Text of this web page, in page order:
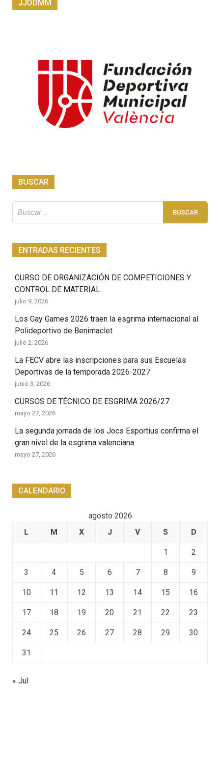
JJDDMM
BUSCAR
ENTRADAS RECIENTES
CURSO DE ORGANIZACIÓN DE COMPETICIONES Y
CONTROL DE MATERIAL.
julio 9, 2026
Los Gay Games 2026 traen la esgrima internacional al
Polideportivo de Benimaclet
julio 2, 2026
La FECV abre las inscripciones para sus Escuelas
Deportivas de la temporada 2026-2027
junio 3, 2026
CURSOS DE TÉCNICO DE ESGRIMA 2026/27
mayo 27, 2026
La segunda jornada de los Jocs Esportius confirma el
gran nivel de la esgrima valenciana
mayo 27, 2026
CALENDARIO
agosto 2026
L
M X J V S D
1 2
3 4 5 6 7 8 9
10 11 12 13 14 15 16
17 18 19 20 21 22 23
24 25 26 27 28 29 30
31
« Jul